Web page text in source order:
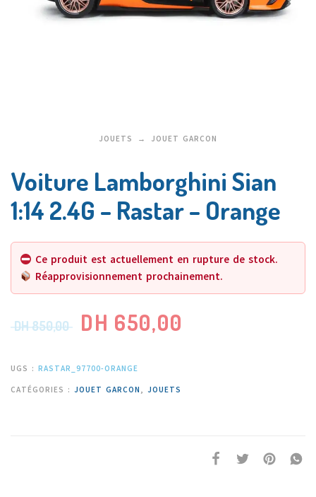
JOUETS JOUET GARCON
Voiture Lamborghini Sian
1:14 2.4G – Rastar – Orange
Ce produit est actuellement en rupture de stock.
Réapprovisionnement prochainement.
DH850,00 DH 650,00
UGS : RASTAR_97700-ORANGE
CATÉGORIES : JOUET GARCON , JOUETS